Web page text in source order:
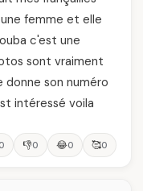
femme et elle
c'est une
sont vraiment
son numéro
intéressé voila
0 👎0 😂0 🥰0